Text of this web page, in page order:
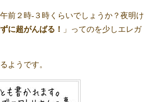
前２時-３時くらいでしょうか？ 夜明け
に超がんばる！
」ってのを少しエレガ
ようです。